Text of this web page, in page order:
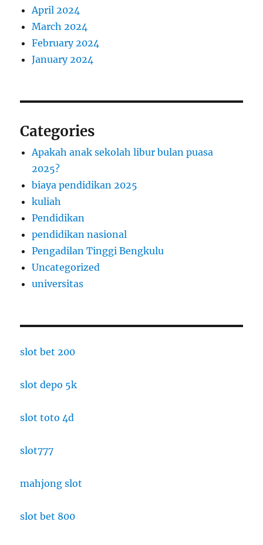
April 2024
March 2024
February 2024
January 2024
Categories
Apakah anak sekolah libur bulan puasa
2025?
biaya pendidikan 2025
kuliah
Pendidikan
pendidikan nasional
Pengadilan Tinggi Bengkulu
Uncategorized
universitas
slot bet 200
slot depo 5k
slot toto 4d
slot777
mahjong slot
slot bet 800